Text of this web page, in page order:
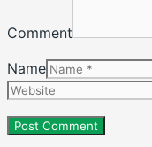
Comment
Name